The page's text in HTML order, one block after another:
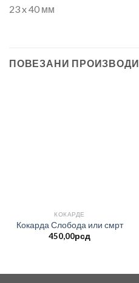
23 x 40 мм
ПОВЕЗАНИ ПРОИЗВОДИ
КОКАРДЕ
Кокарда Слобода или смрт
450,00рсд